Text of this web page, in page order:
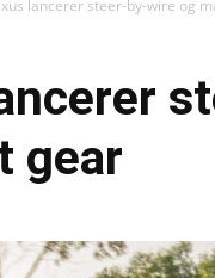
lancerer steer-by-wire og
gear